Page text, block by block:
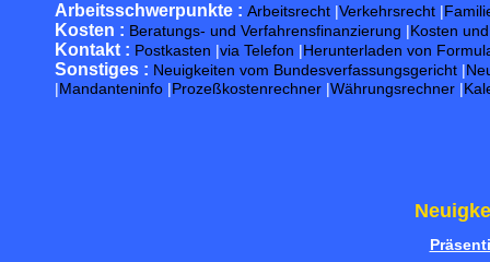
Arbeitsschwerpunkte : Arbeitsrecht |Verkehrsrecht |
Kosten : Beratungs- und Verfahrensfinanzierung |Kosten
Kontakt : Postkasten |via Telefon |Herunterladen von
Sonstiges : Neuigkeiten vom Bundesverfassungsgericht |
|Mandanteninfo |Prozeßkostenrechner |Währungsrechner |